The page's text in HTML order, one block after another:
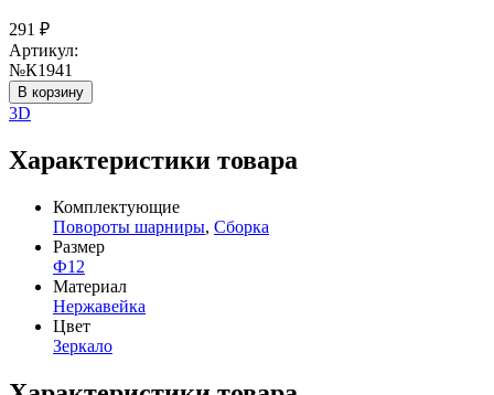
291 ₽
Артикул:
№К1941
В корзину
3D
Характеристики товара
Комплектующие
Повороты шарниры, Сборка
Размер
Ф12
Материал
Нержавейка
Цвет
Зеркало